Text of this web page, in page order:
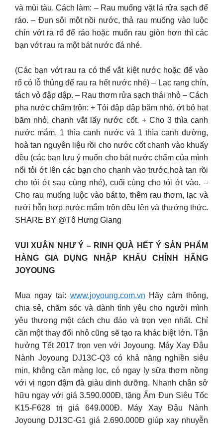
và mùi tàu. Cách làm: – Rau muống vặt lá rửa sạch để
ráo. – Đun sôi một nồi nước, thả rau muống vào luộc
chín vớt ra rổ để ráo hoặc muốn rau giòn hơn thì các
bạn vớt rau ra một bát nước đá nhé.
(Các bạn vớt rau ra có thể vắt kiệt nước hoặc để vào
rổ có lỗ thủng để rau ra hết nước nhé) – Lạc rang chín,
tách vỏ đập dập. – Rau thơm rửa sạch thái nhỏ – Cách
pha nước chấm trộn: + Tỏi đập dập băm nhỏ, ớt bỏ hạt
băm nhỏ, chanh vắt lấy nước cốt. + Cho 3 thìa canh
nước mắm, 1 thìa canh nước và 1 thìa canh đường,
hoà tan nguyên liệu rồi cho nước cốt chanh vào khuấy
đều (các bạn lưu ý muốn cho bát nước chấm của mình
nổi tỏi ớt lên các bạn cho chanh vào trước,hoà tan rồi
cho tỏi ớt sau cùng nhé), cuối cùng cho tỏi ớt vào. –
Cho rau muống luộc vào bát to, thêm rau thơm, lạc và
rưới hỗn hợp nước mắm trộn đều lên và thưởng thức.
SHARE BY @Tô Hưng Giang
VUI XUÂN NHƯ Ý – RINH QUÀ HẾT Ý SẢN PHẨM
HÀNG GIA DỤNG NHẬP KHẨU CHÍNH HÃNG
JOYOUNG
Mua ngay tại: www.joyoung.com.vn Hãy cảm thông,
chia sẻ, chăm sóc và dành tình yêu cho người mình
yêu thương một cách chu đáo và trọn vẹn nhất. Chỉ
cần một thay đổi nhỏ cũng sẽ tạo ra khác biệt lớn. Tận
hưởng Tết 2017 trọn vẹn với Joyoung. Máy Xay Đậu
Nành Joyoung DJ13C-Q3 có khả năng nghiền siêu
mịn, không cần màng lọc, có ngay ly sữa thơm nồng
với vị ngon đậm đà giàu dinh dưỡng. Nhanh chân sở
hữu ngay với giá 3.590.000Đ, tặng Ấm Đun Siêu Tốc
K15-F628 trị giá 649.000Đ. Máy Xay Đậu Nành
Joyoung DJ13C-G1 giá 2.690.000Đ giúp xay nhuyễn